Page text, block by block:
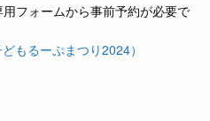
フォームから事前予約が必要で
もるーぷまつり2024）